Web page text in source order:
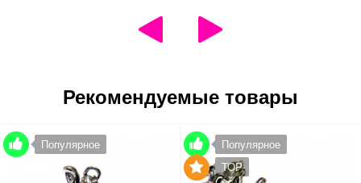
Рекомендуемые товары
Популярное
Популярное
TOP